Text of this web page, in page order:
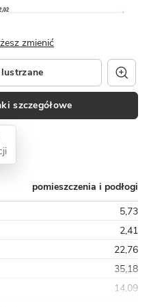
zmienić
szczegółowe
pomieszczenia i podłogi
5,73
2,41
22,76
35,18
14,09